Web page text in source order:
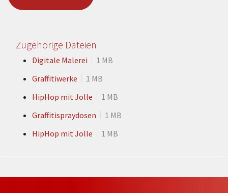
Zugehörige Dateien
Digitale Malerei
1 MB
Graffitiwerke
1 MB
HipHop mit Jolle
1 MB
Graffitispraydosen
1 MB
HipHop mit Jolle
1 MB